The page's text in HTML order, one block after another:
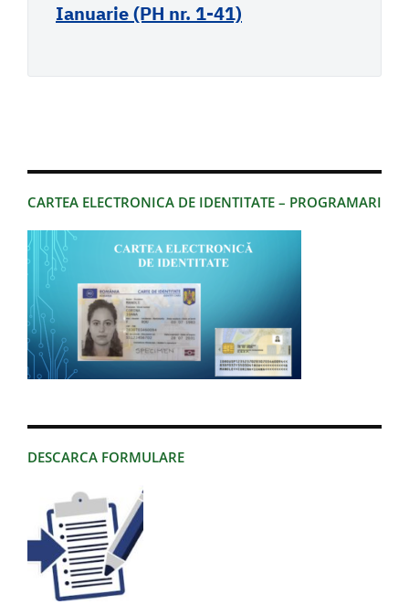
CARTEA ELECTRONICA DE IDENTITATE – PROGRAMARI
DESCARCA FORMULARE
Ianuarie (PH nr. 1-41)